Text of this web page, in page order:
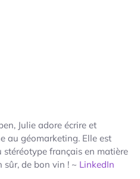
Julie adore écrire et
au géomarketing. Elle est
français en matière
sûr, de bon vin ! ~ LinkedIn